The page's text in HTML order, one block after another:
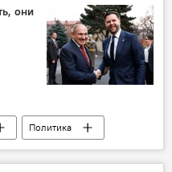
они
Политика